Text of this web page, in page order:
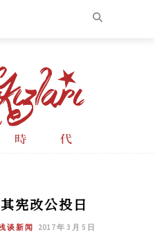
宪改公投日
谈新闻 2017 年 3 月 5 日